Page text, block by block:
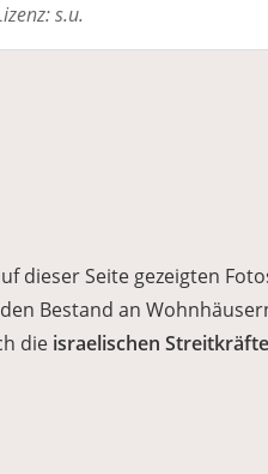
s.u.
dieser Seite gezeigten
Bestand an
die israelischen Streitkräfte